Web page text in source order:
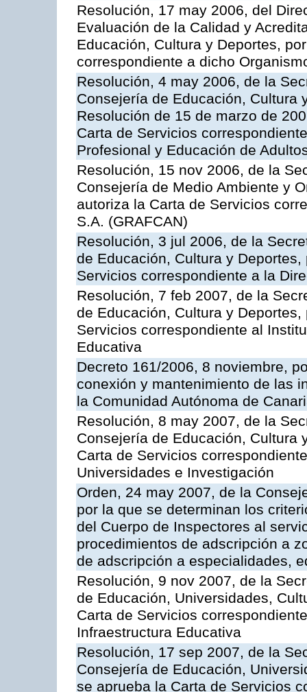
Resolución, 17 may 2006, del
Evaluación de la Calidad y
Educación, Cultura y Deportes,
correspondiente a dicho
Resolución, 4 may 2006, de la
Consejería de Educación, Cultura
Resolución de 15 de marzo de
Carta de Servicios
Profesional y Educación de
Resolución, 15 nov 2006, de la
Consejería de Medio Ambiente y
autoriza la Carta de Servicios
S.A. (GRAFCAN)
Resolución, 3 jul 2006, de la
de Educación, Cultura y
Servicios correspondiente a la
Resolución, 7 feb 2007, de la
de Educación, Cultura y
Servicios correspondiente al
Educativa
Decreto 161/2006, 8 noviembre,
conexión y mantenimiento de las
la Comunidad Autónoma de
Resolución, 8 may 2007, de la
Consejería de Educación, Cultura
Carta de Servicios
Universidades e Investigación
Orden, 24 may 2007, de la
por la que se determinan los
del Cuerpo de Inspectores al
procedimientos de adscripción a
de adscripción a especialidades,
Resolución, 9 nov 2007, de la
de Educación, Universidades,
Carta de Servicios
Infraestructura Educativa
Resolución, 17 sep 2007, de la
Consejería de Educación,
se aprueba la Carta de Servicios